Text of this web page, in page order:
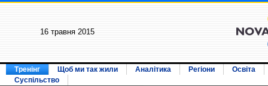
16 травня 2015
Тренінг Щоб ми так жили Аналітика Регіони
Освіта
Суспільство